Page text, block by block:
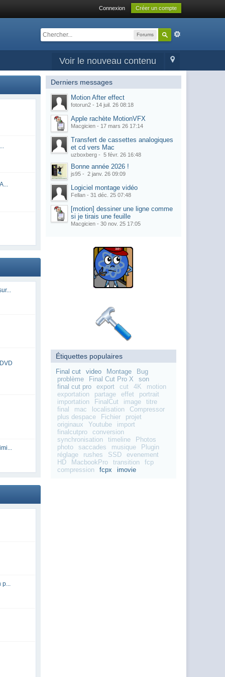
Connexion Créer un compte
Forums
Voir le nouveau contenu
p...
Derniers messages
Motion After effect
fotorun2 - 14 juil. 26 08:18
Apple rachète MotionVFX
Macgicien - 17 mars 26 17:14
Transfert de cassettes analogiques
et cd vers Mac
uzboxberg - 5 févr. 26 16:48
Bonne année 2026 !
js95 - 2 janv. 26 09:09
Logiciel montage vidéo
Fellan - 31 déc. 25 07:48
[motion] dessiner une ligne comme
si je tirais une feuille
Macgicien - 30 nov. 25 17:05
Étiquettes populaires
Final cut video Montage
Bug
problème
Final Cut Pro X
son
final cut pro
export cut 4K
motion
exportation
partage effet
portrait
importation
FinalCut image
titre
final
mac localisation
Compressor
plus despace
Fichier
projet
originaux
Youtube
import
finalcutpro
conversion
synchronisation
timeline
Photos
photo
saccades musique
Plugin
réglage
rushes SSD
evenement
HD
MacbookPro transition
fcp
compression
fcpx imovie